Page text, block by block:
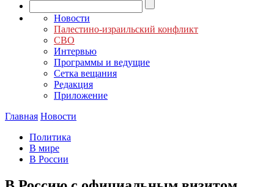
Новости
Палестино-израильский конфликт
СВО
Интервью
Программы и ведущие
Сетка вещания
Редакция
Приложение
Главная Новости
Политика
В мире
В России